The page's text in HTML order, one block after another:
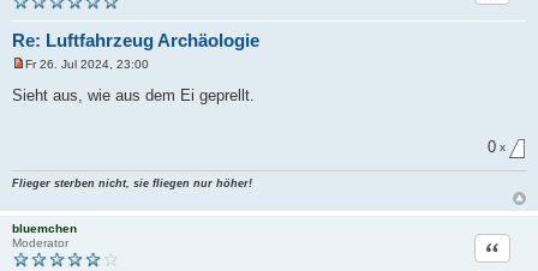
Re: Luftfahrzeug Archäologie
g
e
n
B
e
i
Fr 26. Jul 2024, 23:00
Sieht aus, wie aus dem Ei geprellt.
0 x
Flieger sterben nicht, sie fliegen nur höher!
bluemchen
Moderator
Zitat